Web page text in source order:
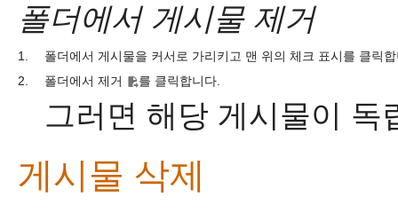
폴더에서 게시물 제거
1.
폴더에서 게시물을 커서로 가리키고 맨 위의 체크 표시를 클릭
2.
폴더에서 제거 를 클릭합니다.
그러면 해당 게시물이 독
게시물 삭제